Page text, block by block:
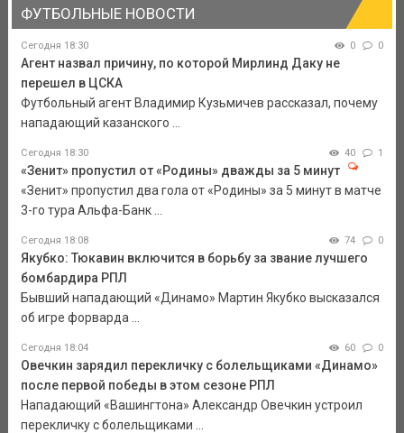
ФУТБОЛЬНЫЕ НОВОСТИ
Сегодня 18:30 0 0
Агент назвал причину, по которой Мирлинд Даку не
перешел в ЦСКА
Футбольный агент Владимир Кузьмичев рассказал, почему
нападающий казанского ...
Сегодня 18:30 40 1
«Зенит» пропустил от «Родины» дважды за 5 минут
«Зенит» пропустил два гола от «Родины» за 5 минут в матче
3-го тура Альфа-Банк ...
Сегодня 18:08 74 0
Якубко: Тюкавин включится в борьбу за звание лучшего
бомбардира РПЛ
Бывший нападающий «Динамо» Мартин Якубко высказался
об игре форварда ...
Сегодня 18:04 60 0
Овечкин зарядил перекличку с болельщиками «Динамо»
после первой победы в этом сезоне РПЛ
Нападающий «Вашингтона» Александр Овечкин устроил
перекличку с болельщиками ...